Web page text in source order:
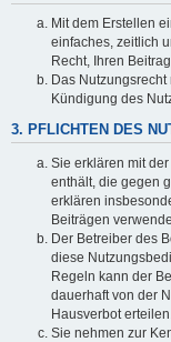
Mit dem Erstellen
einfaches, zeitlich
Recht, Ihren
Das
Kündigung des
3. PFLICHTEN DES
Sie erklären mit
enthält, die gegen
erklären
Beiträgen
Der Betreiber des
diese
Regeln kann der
dauerhaft von der
Hausverbot erteilen.
Sie nehmen zur